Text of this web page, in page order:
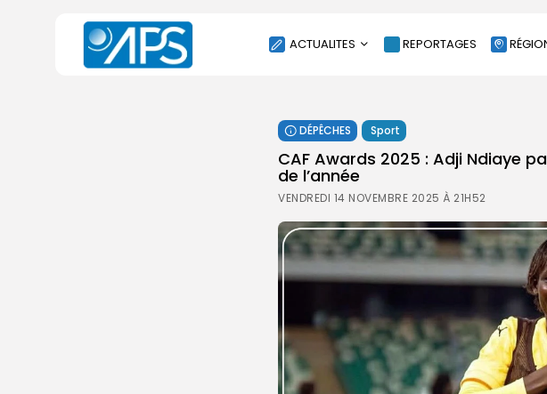
ACTUALITES
SOCIÉTÉ
ÉCONOMIE
CULTURE
ENVIRONNEMENT
INTERNATIONAL
SANTE
REPORTAGES
DÉPÊCHES Sport
CAF Awards 2025 : Adji Ndiaye
de l’année
VENDREDI 14 NOVEMBRE 2025 À 21H52